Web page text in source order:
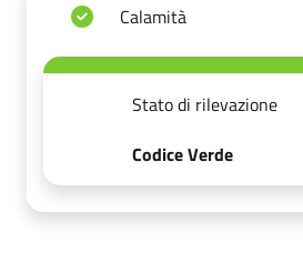
Calamità
Stato di rilevazione
Codice Verde